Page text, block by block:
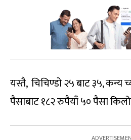
यस्तै, चिचिण्डो २५ बाट ३५, कन्य
पैसाबाट १८२ रुपैयाँ ५० पैसा